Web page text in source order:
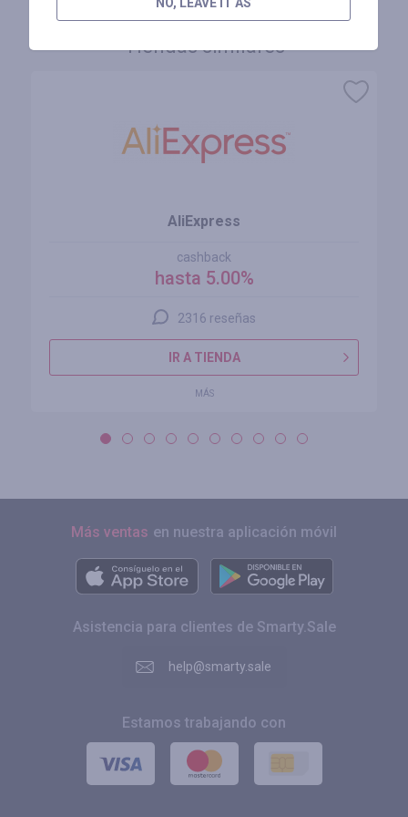
Tiendas similares
AliExpress
cashback
hasta 5.00%
2316 reseñas
IR A TIENDA
MÁS
Más ventas en nuestra aplicación móvil
Asistencia para clientes de Smarty.Sale
help@smarty.sale
Estamos trabajando con